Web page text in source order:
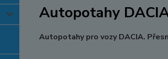
Autopotahy
Autopotahy pro vozy DACIA.